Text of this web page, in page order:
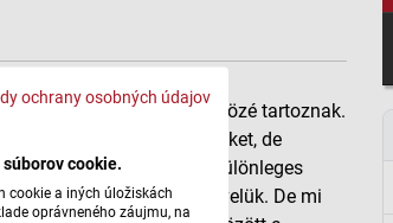
ochrany osobných údajov
cookie.
cookie a iných úložiskách
oprávneného záujmu, na
a nyár első gyümölcsei közé tartoznak.
közvetlenül a fáról ettük őket, de
szörpként vagy akár különleges
gyakran találkozhatunk velük. De mi